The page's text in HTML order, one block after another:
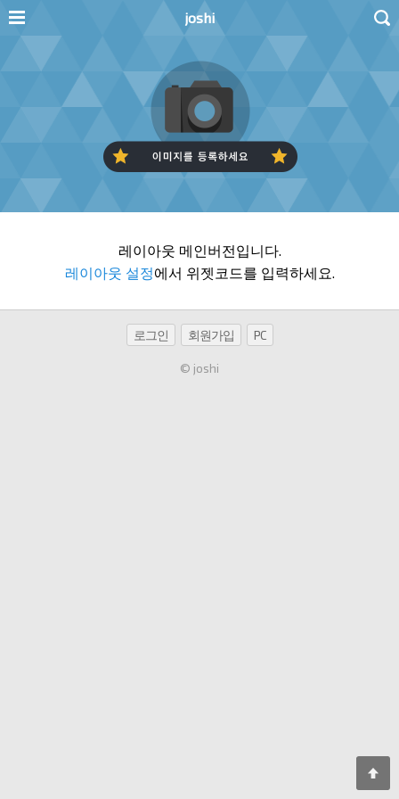
joshi
레이아웃 메인버전입니다.
레이아웃 설정에서 위젯코드를 입력하세요.
로그인 회원가입 PC
© joshi